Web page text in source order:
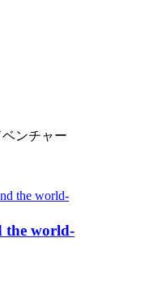
ンチャー
the world-